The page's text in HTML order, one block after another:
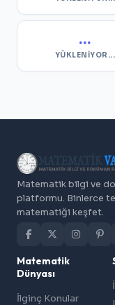
...
YÜKLENIYOR...
Matematik bilgi ve
platformu. Binlerce
matematiği keşfet.
Matematik
Dünyası
İlginç Konular